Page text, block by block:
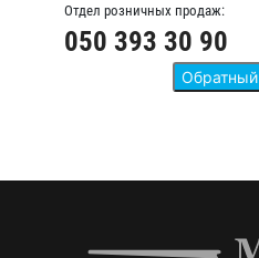
Отдел розничных продаж:
050 393 30 90